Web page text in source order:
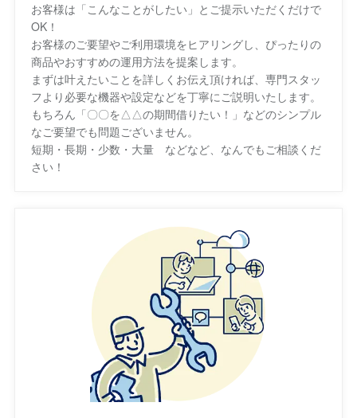
お客様は「こんなことがしたい」とご提示いただくだけで
OK！
お客様のご要望やご利用環境をヒアリングし、ぴったりの
商品やおすすめの運用方法を提案します。
まずは叶えたいことを詳しくお伝え頂ければ、専門スタッ
フより必要な機器や設定などを丁寧にご説明いたします。
もちろん「〇〇を△△の期間借りたい！」などのシンプル
なご要望でも問題ございません。
短期・長期・少数・大量 などなど、なんでもご相談くだ
さい！